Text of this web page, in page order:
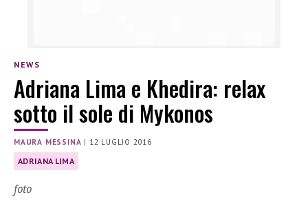
NEWS
Adriana Lima e Khedira: relax
sotto il sole di Mykonos
MAURA MESSINA | 12 LUGLIO 2016
ADRIANA LIMA
foto